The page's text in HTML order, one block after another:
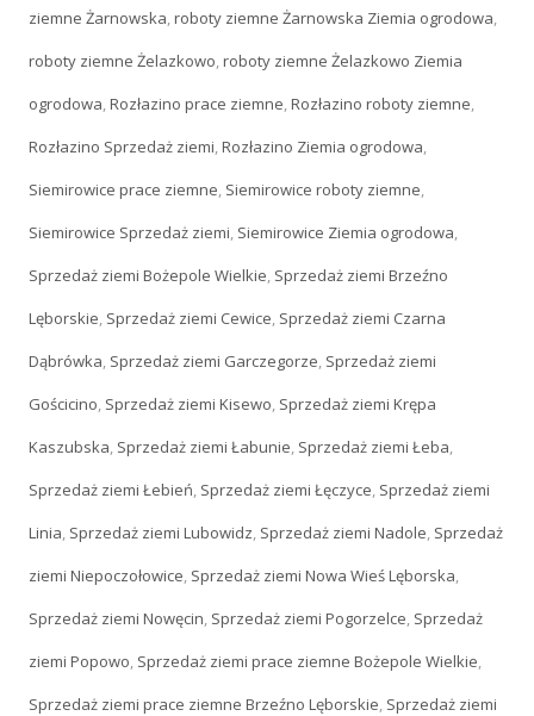
ziemne Żarnowska,roboty ziemne Żarnowska Ziemia ogrodowa,
roboty ziemne Żelazkowo,roboty ziemne Żelazkowo Ziemia
ogrodowa,Rozłazino prace ziemne,Rozłazino roboty ziemne,
Rozłazino Sprzedaż ziemi,Rozłazino Ziemia ogrodowa,
Siemirowice prace ziemne, Siemirowice roboty ziemne,
Siemirowice Sprzedaż ziemi, Siemirowice Ziemia ogrodowa,
Sprzedaż ziemi Bożepole Wielkie, Sprzedaż ziemi Brzeźno
Lęborskie, Sprzedaż ziemi Cewice, Sprzedaż ziemi Czarna
Dąbrówka, Sprzedaż ziemi Garczegorze, Sprzedaż ziemi
Gościcino, Sprzedaż ziemi Kisewo, Sprzedaż ziemi Krępa
Kaszubska, Sprzedaż ziemi Łabunie, Sprzedaż ziemi Łeba,
Sprzedaż ziemi Łebień, Sprzedaż ziemi Łęczyce, Sprzedaż ziemi
Linia, Sprzedaż ziemi Lubowidz, Sprzedaż ziemi Nadole, Sprzedaż
ziemi Niepoczołowice, Sprzedaż ziemi Nowa Wieś Lęborska,
Sprzedaż ziemi Nowęcin, Sprzedaż ziemi Pogorzelce, Sprzedaż
ziemi Popowo, Sprzedaż ziemi prace ziemne Bożepole Wielkie,
Sprzedaż ziemi prace ziemne Brzeźno Lęborskie, Sprzedaż ziemi